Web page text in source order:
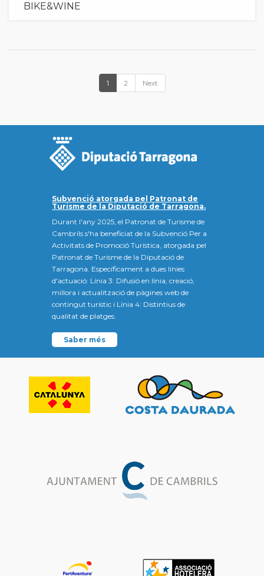
BIKE&WINE
1 2 Next
Subvenció atorgada pel Patronat de
Turisme de la Diputació de Tarragona.
Durant l'any 2025, el Patronat de Turisme de
Cambrils s'ha beneficiat de la Subvenció Per a
Activitats de Promoció Turística, atorgada pel
Patronat de Turisme de la Diputació de
Tarragona. Específicament a dues línies
d'actuació: Línia 3: Difusió en línia, creació,
millora i actualització de pàgines web de
contingut turístic i Línia 4: Distintius de
qualitat de platges.
Saber més